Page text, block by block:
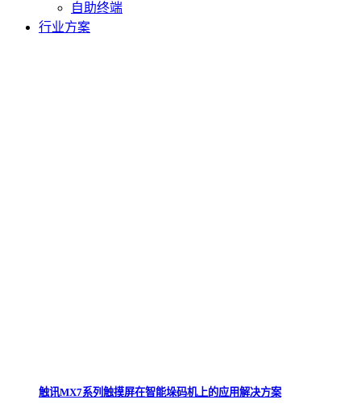
自助终端
行业方案
触讯MX7系列触摸屏在智能垛码机上的应用解决方案